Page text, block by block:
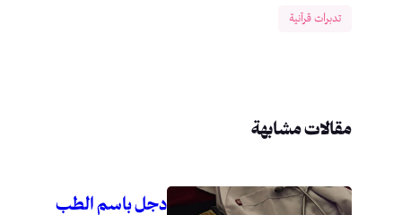
تدبرات قرآنية
مقالات مشابهة
دجل باسم الطب